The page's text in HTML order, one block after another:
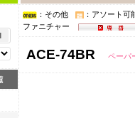
：その他
：アソート可
ファニチャー
ACE-74BR ペーパ